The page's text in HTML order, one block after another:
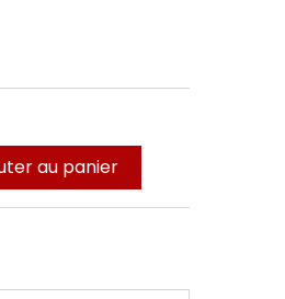
au panier